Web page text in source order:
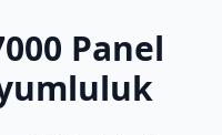
Panel